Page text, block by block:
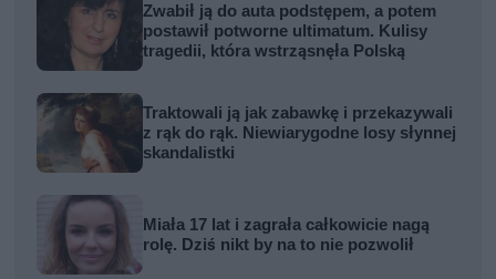
Zwabił ją do auta podstępem, a potem
postawił potworne ultimatum. Kulisy
tragedii, która wstrząsnęła Polską
Traktowali ją jak zabawkę i przekazywali
z rąk do rąk. Niewiarygodne losy słynnej
skandalistki
Miała 17 lat i zagrała całkowicie nagą
rolę. Dziś nikt by na to nie pozwolił